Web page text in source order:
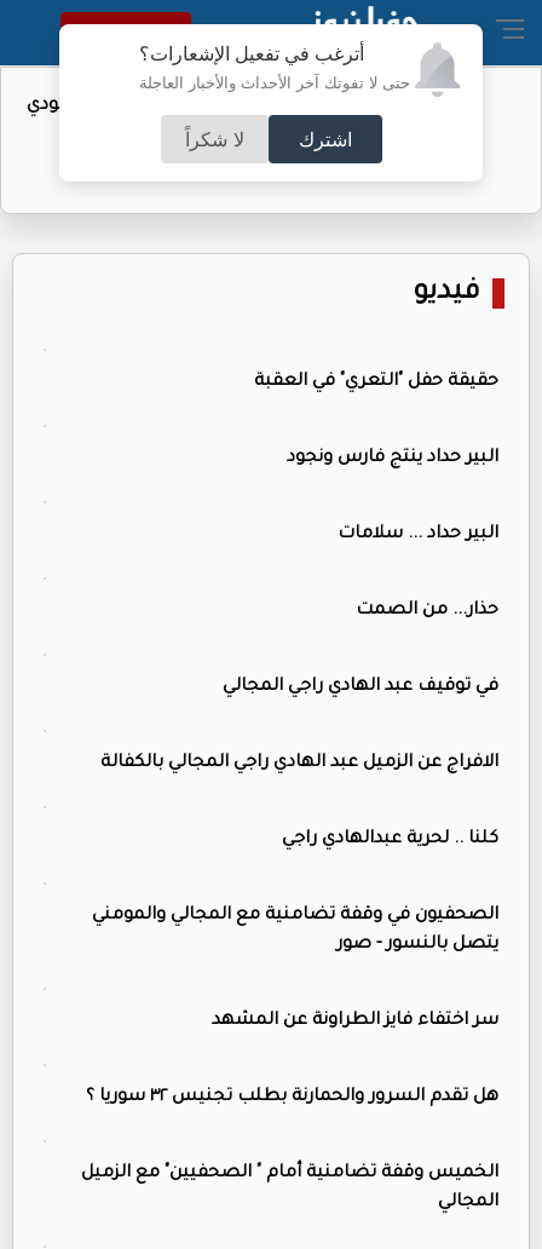
أترغب في تفعيل الإشعارات؟
حتى لا تفوتك آخر الأحداث والأخبار العاجلة
اشترك لا شكراً
النسخة الكاملة
واردات الولايات المتحدة من النفط السعودي
تهبط إلى الصفر
فيديو
حقيقة حفل "التعري" في العقبة
البير حداد ينتج فارس ونجود
البير حداد ... سلامات
حذار... من الصمت
في توقيف عبد الهادي راجي المجالي
الافراج عن الزميل عبد الهادي راجي المجالي بالكفالة
كلنا .. لحرية عبدالهادي راجي
الصحفيون في وقفة تضامنية مع المجالي والمومني
يتصل بالنسور - صور
سر اختفاء فايز الطراونة عن المشهد
هل تقدم السرور والحمارنة بطلب تجنيس ٣٢ سوريا ؟
الخميس وقفة تضامنية أمام " الصحفيين" مع الزميل
المجالي